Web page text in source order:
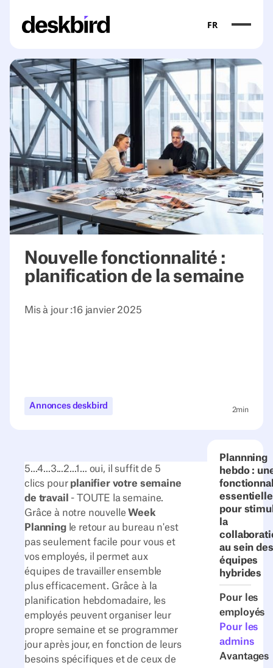
FR
Nouvelle fonctionnalité :
planification de la semaine
Mis à jour :16 janvier 2025
Annonces deskbird 2min
Plannning
hebdo :
essentielle
pour
la
au sein des
équipes
hybrides
Pour les
employés
Pour les
admins
Avantages
5...4...3...2...1... oui, il suffit de 5
clics pour planifier votre semaine
de travail
- TOUTE la semaine.
Grâce à notre nouvelleWeek
Planningle retour au bureau n'est
pas seulement facile pour vous et
vos employés, il permet aux
équipes de travailler ensemble
plus efficacement. Grâce à la
planification hebdomadaire, les
employés peuvent organiser leur
propre semaine et se programmer
jour après jour, en fonction de leurs
besoins spécifiques et de ceux de